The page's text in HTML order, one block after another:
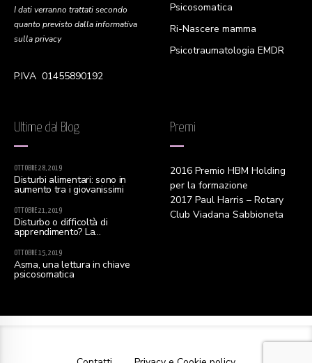
I dati verranno trattati secondo
quanto previsto dalla informativa
sulla privacy
P.IVA 01455890192
Psicosomatica
Ri-Nascere mamma
Psicotraumatologia EMDR
Ultime dal Blog
OTTOBRE 28, 2019
Disturbi alimentari: sono in
aumento tra i giovanissimi
OTTOBRE 21, 2019
Disturbo o difficoltà di
apprendimento? La
OTTOBRE 15, 2019
Asma, una lettura in chiave
psicosomatica
Premi
2016 Premio HBM Holding
per la formazione
2017 Paul Harris – Rotary
Club Viadana Sabbioneta